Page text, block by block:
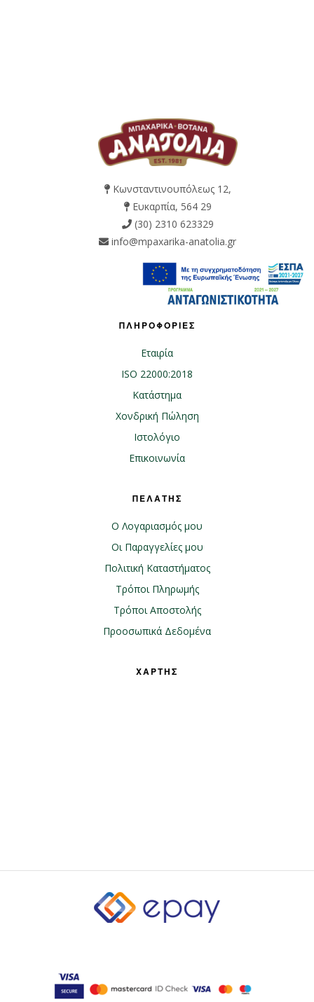
Κωνσταντινουπόλεως 12,
Ευκαρπία, 564 29
(30) 2310 623329
info@mpaxarika-anatolia.gr
ΠΛΗΡΟΦΟΡΙΕΣ
Εταιρία
ISO 22000:2018
Κατάστημα
Χονδρική Πώληση
Ιστολόγιο
Επικοινωνία
ΠΕΛΑΤΗΣ
Ο Λογαριασμός μου
Οι Παραγγελίες μου
Πολιτική Καταστήματος
Τρόποι Πληρωμής
Τρόποι Αποστολής
Προοσωπικά Δεδομένα
ΧΑΡΤΗΣ